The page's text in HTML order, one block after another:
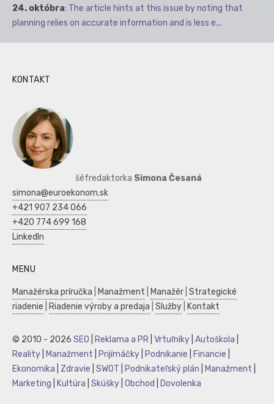
24. októbra: The article hints at this issue by noting that
planning relies on accurate information and is less e...
KONTAKT
šéfredaktorka Simona Česaná
simona@euroekonom.sk
+421 907 234 066
+420 774 699 168
LinkedIn
MENU
Manažérska príručka Manažment Manažér Strategické
riadenie
Riadenie výroby a predaja Služby Kontakt
© 2010 - 2026 SEO Reklama a PR Vrtuľníky Autoškola
Reality
Manažment Prijímáčky Podnikanie Financie
Ekonomika
Zdravie SWOT Podnikateľský plán Manažment
Marketing
Kultúra Skúšky Obchod Dovolenka